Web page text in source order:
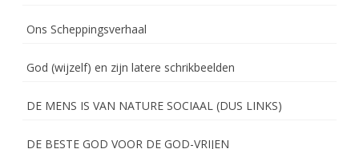
Ons Scheppingsverhaal
God (wijzelf) en zijn latere schrikbeelden
DE MENS IS VAN NATURE SOCIAAL (DUS LINKS)
DE BESTE GOD VOOR DE GOD-VRIJEN